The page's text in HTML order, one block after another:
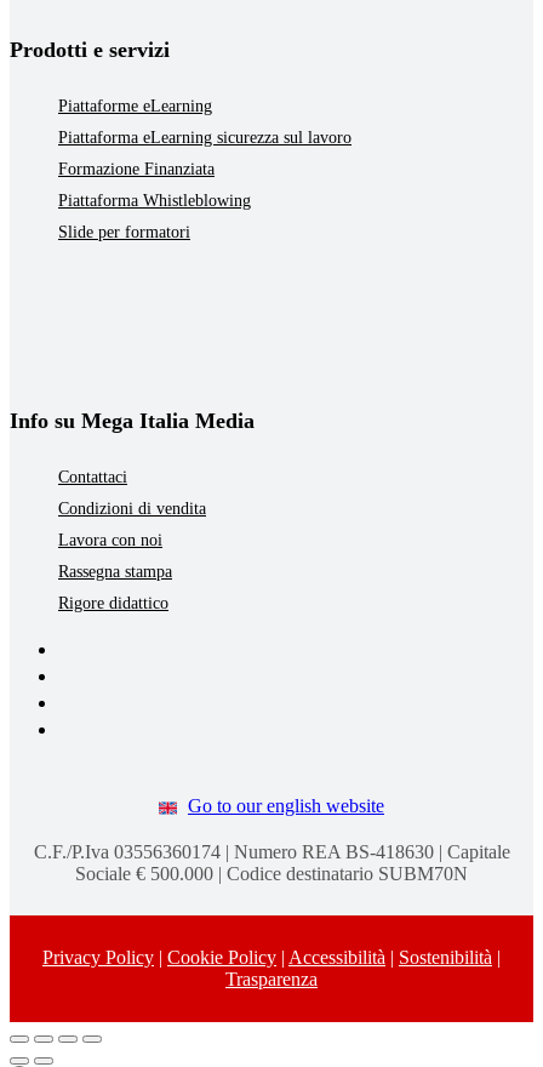
Prodotti e servizi
Piattaforme eLearning
Piattaforma eLearning sicurezza sul lavoro
Formazione Finanziata
Piattaforma Whistleblowing
Slide per formatori
Info su Mega Italia Media
Contattaci
Condizioni di vendita
Lavora con noi
Rassegna stampa
Rigore didattico
Go to our english website
C.F./P.Iva 03556360174 | Numero REA BS-418630 | Capitale
Sociale € 500.000 | Codice destinatario SUBM70N
Privacy Policy | Cookie Policy | Accessibilità | Sostenibilità |
Trasparenza